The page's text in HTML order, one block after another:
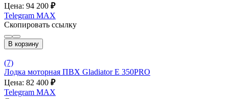
Цена: 94 200 ₽
Telegram MAX
Скопировать ссылку
В корзину
(7)
Лодка моторная ПВХ Gladiator E 350PRO
Цена: 82 400 ₽
Telegram MAX